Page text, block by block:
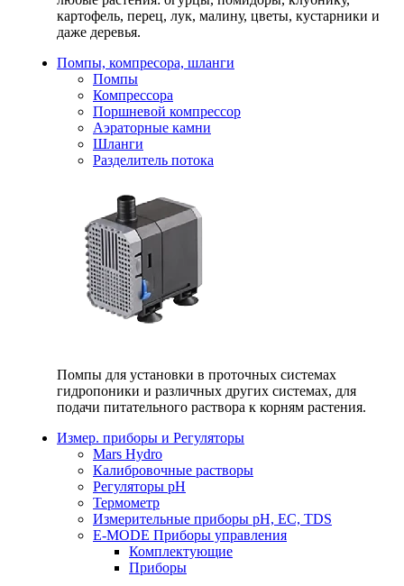
картофель, перец, лук, малину, цветы, кустарники и
даже деревья.
Помпы, компресора, шланги
Помпы
Компрессора
Поршневой компрессор
Аэраторные камни
Шланги
Разделитель потока
Помпы для установки в проточных системах
гидропоники и различных других системах, для
подачи питательного раствора к корням растения.
Измер. приборы и Регуляторы
Mars Hydro
Калибровочные растворы
Регуляторы рН
Термометр
Измерительные приборы pH, EC, TDS
E-MODE Приборы управления
Комплектующие
Приборы